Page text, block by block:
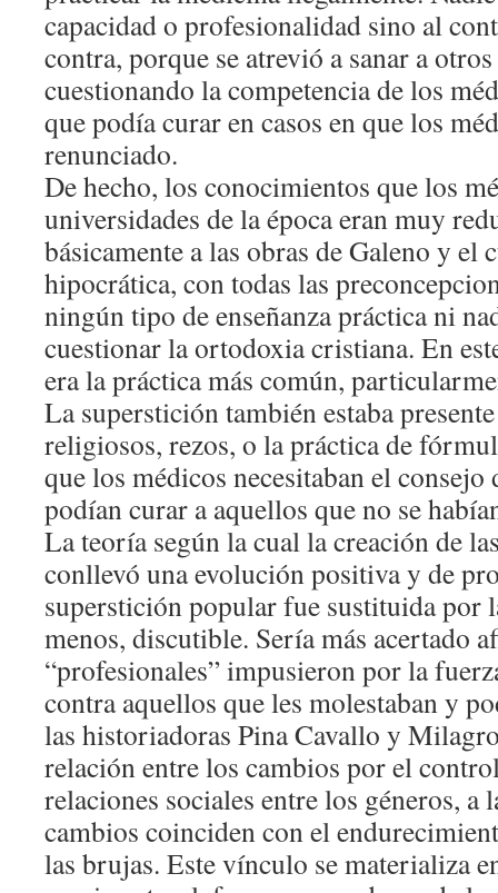
capacidad o profesionalidad sino al
contra, porque se atrevió a sanar a
cuestionando la competencia de los
que podía curar en casos en que los
renunciado.
De hecho, los conocimientos que los
universidades de la época eran muy
básicamente a las obras de Galeno y el
hipocrática, con todas las
ningún tipo de enseñanza práctica ni
cuestionar la ortodoxia cristiana. En
era la práctica más común,
La superstición también estaba
religiosos, rezos, o la práctica de
que los médicos necesitaban el consejo
podían curar a aquellos que no se
La teoría según la cual la creación de
conllevó una evolución positiva y de
superstición popular fue sustituida por
menos, discutible. Sería más acertado
“profesionales” impusieron por la
contra aquellos que les molestaban y
las historiadoras Pina Cavallo y
relación entre los cambios por el
relaciones sociales entre los géneros, a
cambios coinciden con el
las brujas. Este vínculo se materializa